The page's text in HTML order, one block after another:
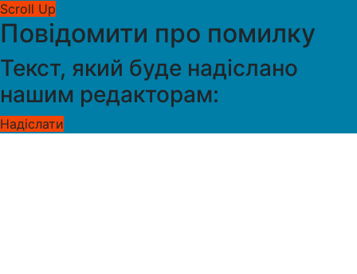
Scroll Up
Повідомити про помилку
Текст, який буде надіслано
нашим редакторам:
Надіслати